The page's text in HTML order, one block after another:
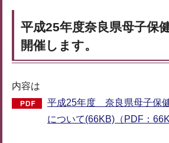
平成25年度奈良県母子保
開催します。
内容は
平成25年度 奈良県母子保
について(66KB)（PDF：